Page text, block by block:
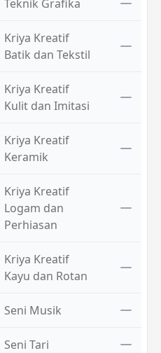
Teknik Grafika
Kriya Kreatif
Batik dan Tekstil
Kriya Kreatif
Kulit dan Imitasi
Kriya Kreatif
Keramik
Kriya Kreatif
Logam dan
Perhiasan
Kriya Kreatif
Kayu dan Rotan
Seni Musik
Seni Tari